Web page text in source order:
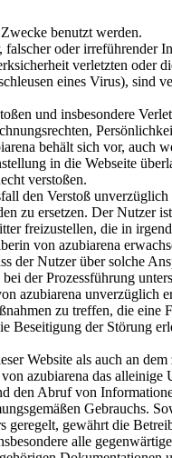
benutzt werden.
oder irreführender
verletzten oder
eines Virus), sind
und insbesondere
behält sich vor, auch
in die Webseite
verstoßen.
den Verstoß
zu ersetzen. Der Nutzer
freizustellen, die in
von azubiarena
der Nutzer über solche
der Prozessführung
azubiarena unverzüglich
zu treffen, die eine
Beseitigung der Störung
Website als auch an dem
azubiarena das alleinige
den Abruf von
Gebrauchs.
geregelt, gewährt die
alle